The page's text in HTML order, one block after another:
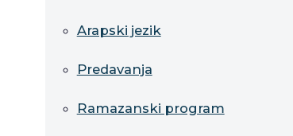
Arapski jezik
Predavanja
Ramazanski program